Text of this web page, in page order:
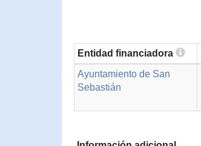
Entidad financiadora
Ayuntamiento de San
Sebastián